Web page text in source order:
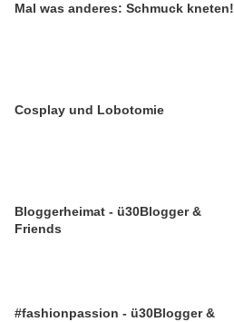
Mal was anderes: Schmuck kneten!
Cosplay und Lobotomie
Bloggerheimat - ü30Blogger &
Friends
#fashionpassion - ü30Blogger &